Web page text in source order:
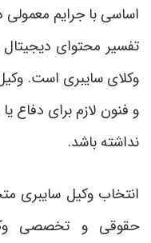
اساسی با جرایم
تفسیر محتوای
وکلای سایبری است.
و فنون لازم برای دفاع
نداشته باشد.
انتخاب وکیل سایبری
حقوقی و تخصصی